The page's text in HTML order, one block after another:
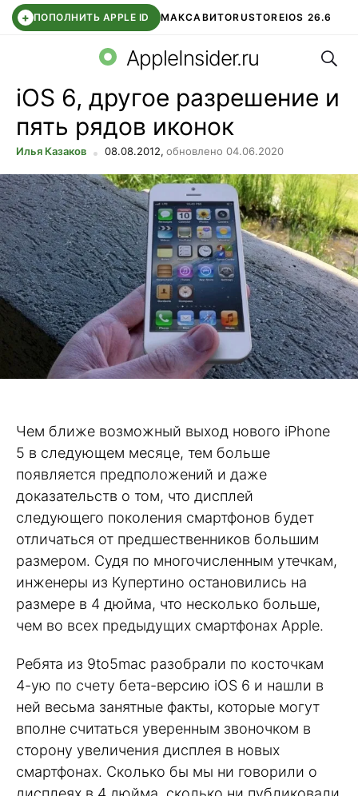
+ ПОПОЛНИТЬ APPLE ID МАКСАВИТОRUSTOREIOS 26.6
СБЕР КИДС ВТБ ОНЛАЙН ЧАТ В ROBLOX
AppleInsider.ru
iOS 6, другое разрешение и
пять рядов иконок
Илья Казаков 08.08.2012, обновлено 04.06.2020
Чем ближе возможный выход нового iPhone
5 в следующем месяце, тем больше
появляется предположений и даже
доказательств о том, что дисплей
следующего поколения смартфонов будет
отличаться от предшественников большим
размером. Судя по многочисленным утечкам,
инженеры из Купертино остановились на
размере в 4 дюйма, что несколько больше,
чем во всех предыдущих смартфонах Apple.
Ребята из 9to5mac разобрали по косточкам
4-ую по счету бета-версию iOS 6 и нашли в
ней весьма занятные факты, которые могут
вполне считаться уверенным звоночком в
сторону увеличения дисплея в новых
смартфонах. Сколько бы мы ни говорили о